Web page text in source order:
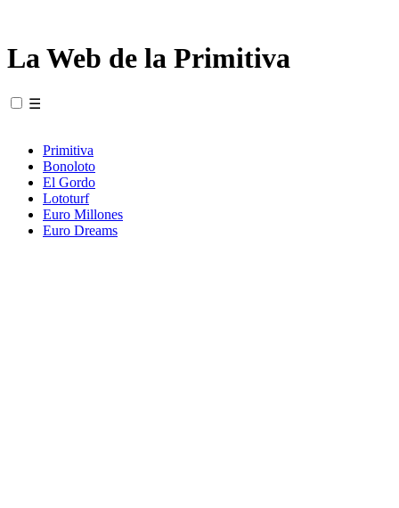
La Web de la Primitiva
☰
Primitiva
Bonoloto
El Gordo
Lototurf
Euro Millones
Euro Dreams